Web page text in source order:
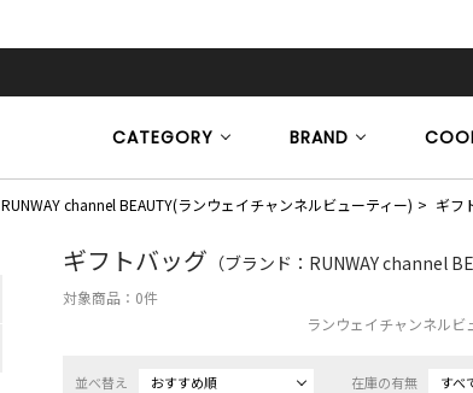
CATEGORY BRAND
RUNWAY channel BEAUTY(ランウェイチャンネルビューティー) ギフ
ギフトバッグ （ブランド：RUNWAY channel
対象商品： 0件
ランウェイチャンネルビ
並べ替え おすすめ順 在庫の有無 すべ